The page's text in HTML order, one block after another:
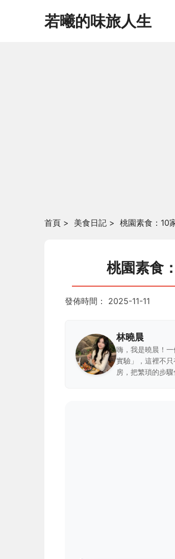
若曦的味旅人生
首頁 > 美食日記 > 桃園素食：10
桃園素食
發佈時間： 2025-11-11
林曉晨
嗨，我是曉晨！
實驗」，這裡不
房，把繁瑣的步